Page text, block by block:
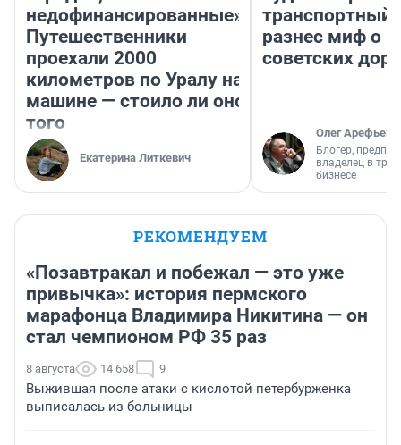
недофинансированные».
Путешественники
проехали 2000
километров по Уралу на
машине — стоило ли оно
того
Екатерина Литкевич
транспортный
разнес миф о
советских
Олег Арефьев
Блогер,
владелец в
бизнесе
РЕКОМЕНДУЕМ
«Позавтракал и побежал — это уже
привычка»: история пермского
марафонца Владимира Никитина — он
стал чемпионом РФ 35 раз
8 августа 14 658 9
Выжившая после атаки с кислотой петербурженка
выписалась из больницы